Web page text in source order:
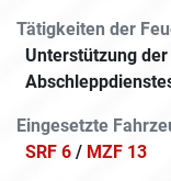
Tätigkeiten der
Unterstützung
Eingesetzte
SRF 6 / MZF 13